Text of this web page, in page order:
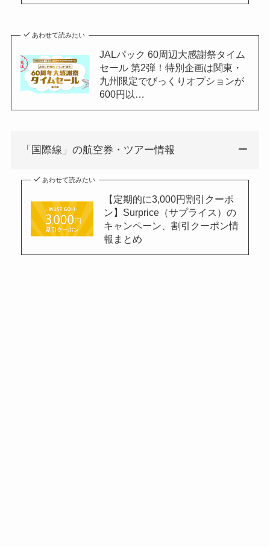
あわせて読みたい
JALパック 60周辺大感謝祭タイム
セール 第2弾！特別企画は関東・
九州限定でびっくりオプションが
600円以…
「国際線」の航空券・ツアー情報
あわせて読みたい
【定期的に3,000円割引クーポ
ン】Surprice（サプライス）の
キャンペーン、割引クーポン情
報まとめ